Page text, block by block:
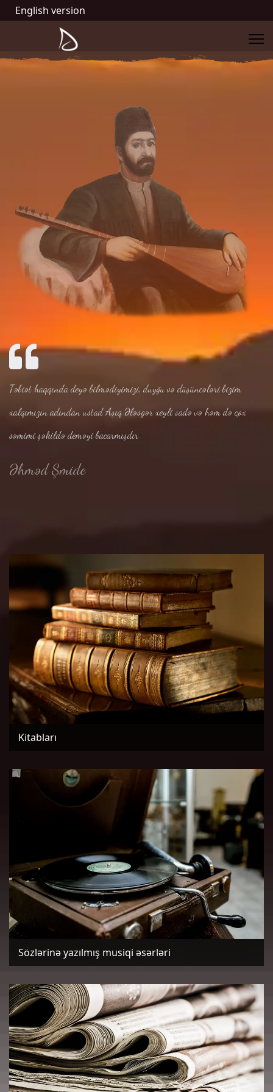
English version
Təbiət haqqında deyə bilmədiyimizi, duyğu və düşüncələri bizim
xalqımızın adından ustad Aşıq Ələsgər xeyli sadə və həm də çox
səmimi şəkildə deməyi bacarmışdır
Əhməd Şmide
Kitabları
Sözlərinə yazılmış musiqi əsərləri